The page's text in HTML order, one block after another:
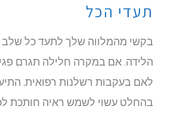
תעדי הכל
בקשי מהמלווה שלך לתעד כל שלב
הלידה. אם במקרה חלילה תגרם פגיעה
לאם בעקבות רשלנות רפואית,
בהחלט עשוי לשמש ראיה חותכת לכך